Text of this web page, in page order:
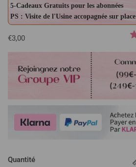
5-Cadeaux Gratuits pour les abonnées
PS : Visite de l'Usine accopagnée sur place
€3,00
Quantité